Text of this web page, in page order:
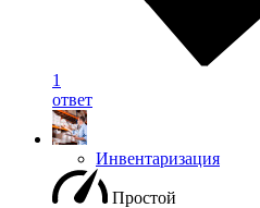
1
ответ
Инвентаризация
Простой